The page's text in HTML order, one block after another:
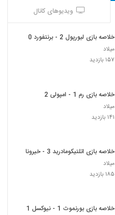
ویدیوهای کانال
خلاصه بازی لیورپول 2 - برنتفورد 0
میلاد
۱۵۷ بازدید
خلاصه بازی رم 1 - امپولی 2
میلاد
۱۴۱ بازدید
خلاصه بازی اتلتیکومادرید 3 - خیرونا 0
میلاد
۱۸۵ بازدید
خلاصه بازی بورنموث 1 - نیوکسل 1